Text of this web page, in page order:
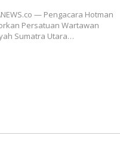
— Pengacara Hotman
Persatuan Wartawan
Sumatra Utara…